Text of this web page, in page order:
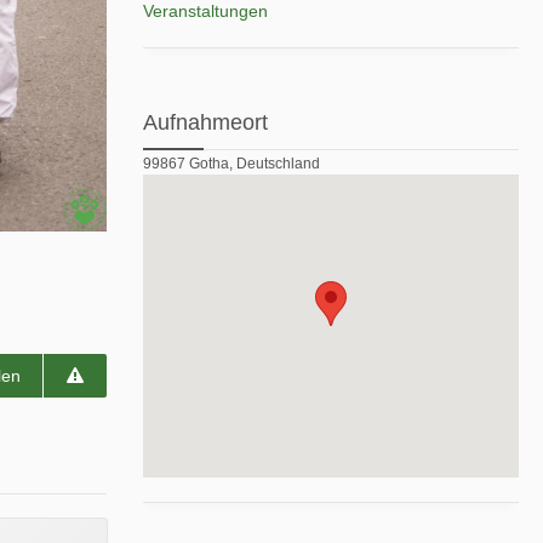
Veranstaltungen
Aufnahmeort
99867 Gotha, Deutschland